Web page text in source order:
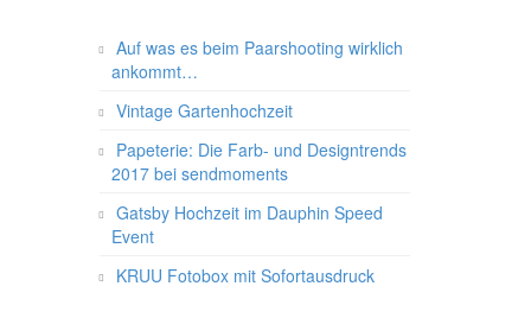
Auf was es beim Paarshooting wirklich
ankommt…
Vintage Gartenhochzeit
Papeterie: Die Farb- und Designtrends
2017 bei sendmoments
Gatsby Hochzeit im Dauphin Speed
Event
KRUU Fotobox mit Sofortausdruck